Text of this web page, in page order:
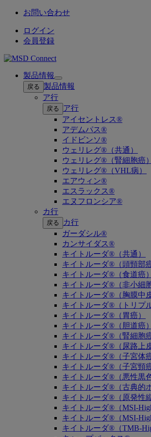
お問い合わせ
ログイン
会員登録
製品情報
Open
submenu
戻る 製品情報
ア行
戻る
ア行
アイセントレス®
アデムパス®
イドビンソ®
ウェリレグ®（共通）
ウェリレグ®（腎細胞癌）
ウェリレグ®（VHL病）
エアウィン®
エスラックス®
エヌフロンシア®
カ行
戻る
カ行
ガーダシル®
カンサイダス®
キイトルーダ®（共通）
キイトルーダ®（頭頸部癌
キイトルーダ®（食道癌）
キイトルーダ®（非小細
キイトルーダ®（胸膜中
キイトルーダ®（トリプ
キイトルーダ®（胃癌）
キイトルーダ®（胆道癌）
キイトルーダ®（腎細胞癌
キイトルーダ®（尿路上
キイトルーダ®（子宮体癌
キイトルーダ®（子宮頸癌
キイトルーダ®（悪性黒
キイトルーダ®（古典的
キイトルーダ®（原発性
キイトルーダ®（MSI-
キイトルーダ®（MSI-
キイトルーダ®（TMB-